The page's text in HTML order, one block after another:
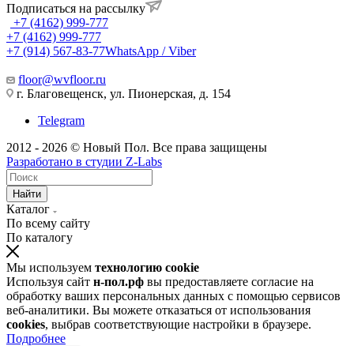
Подписаться на рассылку
+7 (4162) 999-777
+7 (4162) 999-777
+7 (914) 567-83-77WhatsApp / Viber
floor@wvfloor.ru
г. Благовещенск, ул. Пионерская, д. 154
Telegram
2012 - 2026 © Новый Пол. Все права защищены
Разработано в студии Z-Labs
Найти
Каталог
По всему сайту
По каталогу
Мы используем технологию cookie
Используя сайт н-пол.рф вы предоставляете согласие на
обработку ваших персональных данных с помощью сервисов
веб-аналитики. Вы можете отказаться от использования
cookies, выбрав соответствующие настройки в браузере.
Подробнее